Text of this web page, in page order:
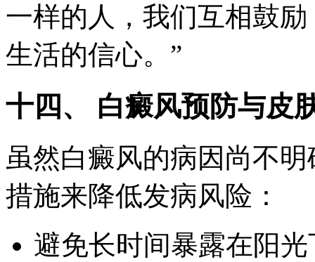
一样的人，我们互相鼓
生活的信心。”
十四、 白癜风预防与皮
虽然白癜风的病因尚不
措施来降低发病风险：
避免长时间暴露在阳